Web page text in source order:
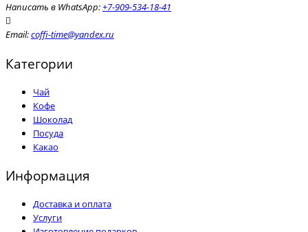
Написать в WhatsApp:+7-909-534-18-41
Email:coffi-time@yandex.ru
Категории
Чай
Кофе
Шоколад
Посуда
Какао
Информация
Доставка и оплата
Услуги